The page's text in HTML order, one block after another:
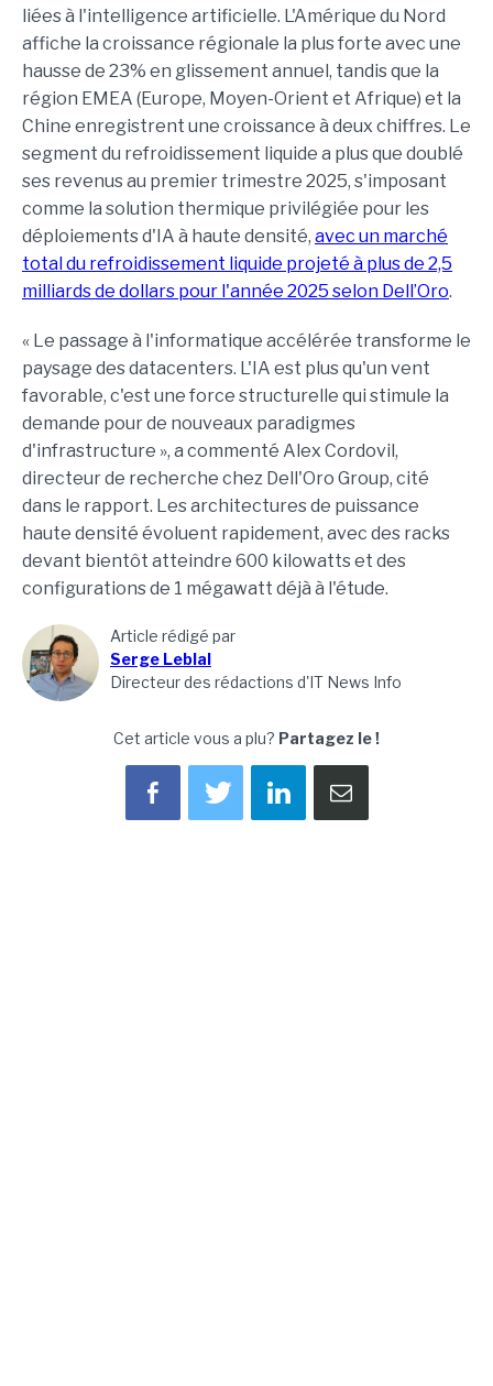
liées à l'intelligence artificielle. L'Amérique du Nord
affiche la croissance régionale la plus forte avec une
hausse de 23% en glissement annuel, tandis que la
région EMEA (Europe, Moyen-Orient et Afrique) et la
Chine enregistrent une croissance à deux chiffres. Le
segment du refroidissement liquide a plus que doublé
ses revenus au premier trimestre 2025, s'imposant
comme la solution thermique privilégiée pour les
déploiements d'IA à haute densité, avec un marché
total du refroidissement liquide projeté à plus de 2,5
milliards de dollars pour l'année 2025 selon Dell’Oro.
« Le passage à l'informatique accélérée transforme le
paysage des datacenters. L'IA est plus qu'un vent
favorable, c'est une force structurelle qui stimule la
demande pour de nouveaux paradigmes
d'infrastructure », a commenté Alex Cordovil,
directeur de recherche chez Dell'Oro Group, cité
dans le rapport. Les architectures de puissance
haute densité évoluent rapidement, avec des racks
devant bientôt atteindre 600 kilowatts et des
configurations de 1 mégawatt déjà à l'étude.
Article rédigé par
Serge Leblal
Directeur des rédactions d'IT News Info
Cet article vous a plu? Partagez le !